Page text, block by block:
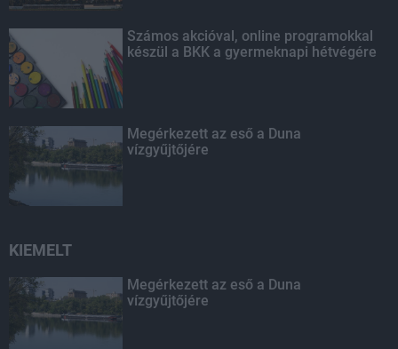
Számos akcióval, online programokkal
készül a BKK a gyermeknapi hétvégére
Megérkezett az eső a Duna
vízgyűjtőjére
KIEMELT
Megérkezett az eső a Duna
vízgyűjtőjére